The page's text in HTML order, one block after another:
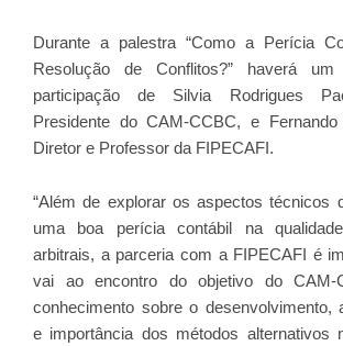
Durante a palestra “Como a Perícia
Resolução de Conflitos?” haverá
participação de Silvia Rodrigues
Presidente do CAM-CCBC, e
Diretor e Professor da FIPECAFI.
“Além de explorar os aspectos técnicos
uma boa perícia contábil na
arbitrais, a parceria com a FIPECAFI é
vai ao encontro do objetivo do CAM-
conhecimento sobre o desenvolvimento,
e importância dos métodos alternativos